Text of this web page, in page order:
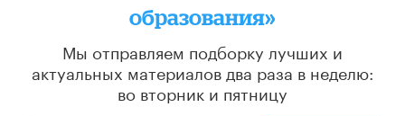
образования»
Мы отправляем подборку лучших и
актуальных материалов два раза в неделю:
во вторник и пятницу